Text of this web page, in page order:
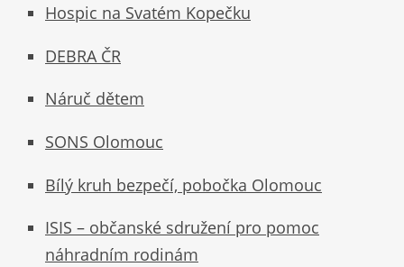
Hospic na Svatém Kopečku
DEBRA ČR
Náruč dětem
SONS Olomouc
Bílý kruh bezpečí, pobočka Olomouc
ISIS – občanské sdružení pro pomoc
náhradním rodinám